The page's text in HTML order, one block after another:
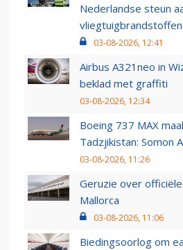
Nederlandse steun
vliegtuigbrandstoffen
03-08-2026, 12:41
Airbus A321neo in
beklad met graffiti
03-08-2026, 12:34
Boeing 737 MAX
Tadzjikistan: Somon
03-08-2026, 11:26
Geruzie over
Mallorca
03-08-2026, 11:06
Biedingsoorlog om